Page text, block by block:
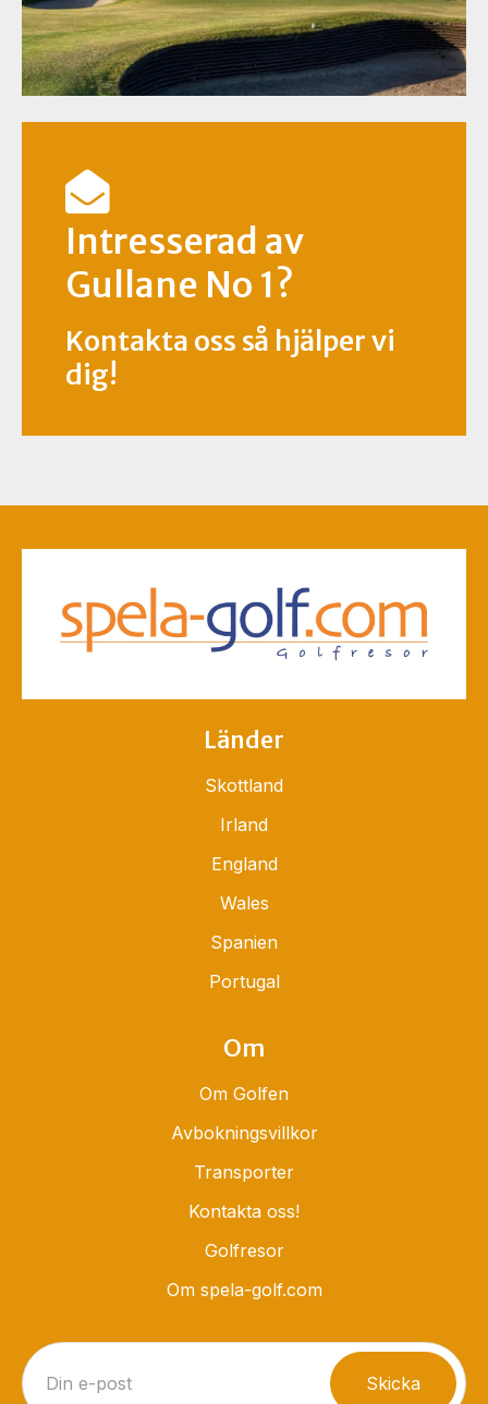
Intresserad av
Gullane No 1?
Kontakta oss så hjälper vi
dig!
Länder
Skottland
Irland
England
Wales
Spanien
Portugal
Om
Om Golfen
Avbokningsvillkor
Transporter
Kontakta oss!
Golfresor
Om spela-golf.com